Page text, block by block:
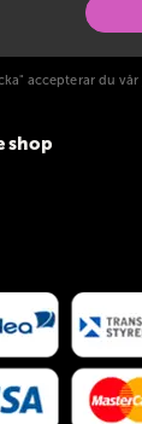
accepterar du vår
shop